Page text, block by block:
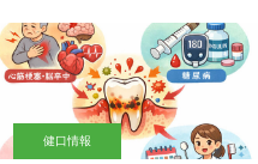
健口情報